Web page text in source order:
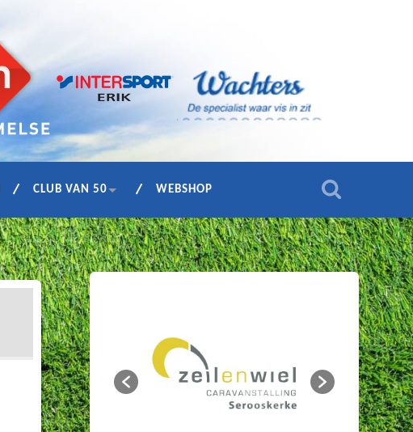
CLUB VAN 50 WEBSHOP